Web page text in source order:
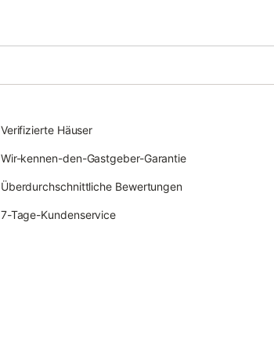
Verifizierte Häuser
Wir-kennen-den-Gastgeber-Garantie
Überdurchschnittliche Bewertungen
7-Tage-Kundenservice